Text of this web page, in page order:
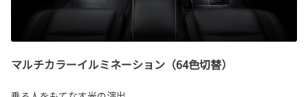
マルチカラーイルミネーション（64色切替）